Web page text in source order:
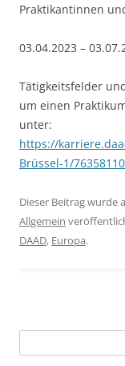
Praktikantinnen
03.04.2023 –
Tätigkeitsfelder
um einen
unter:
https://
Brüssel-1/
Dieser Beitrag wurde
Allgemein
DAAD, Europa.
nach: